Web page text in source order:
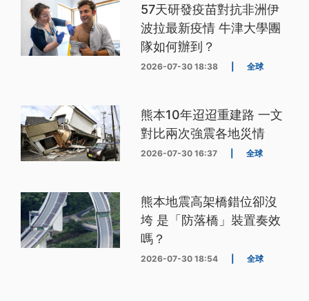
57天研發疫苗對抗非洲伊
波拉最新疫情 牛津大學團
隊如何辦到？
2026-07-30 18:38 全球
熊本10年迢迢重建路 一文
對比兩次強震各地災情
2026-07-30 16:37 全球
熊本地震高架橋錯位卻沒
垮 是「防落橋」裝置奏效
嗎？
2026-07-30 18:54 全球